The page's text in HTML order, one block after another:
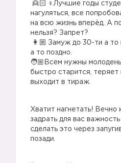
‍♀️Лучшие годы
нагуляться, все
на всю жизнь вперёд. А
нельзя? Запрет?
Замуж до 30-ти а то
а то поздно.
🧑🏼Всем нужны
быстро старится, теряет
выходит в тираж.
Хватит нагнетать! Вечно
задрать для вас
сделать это через
позади.